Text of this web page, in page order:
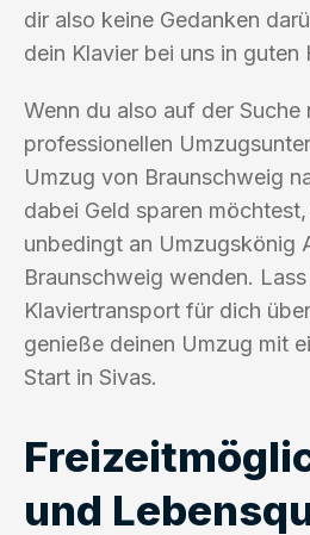
dir also keine Gedanken
dein Klavier bei uns in guten
Wenn du also auf der Suche
professionellen
Umzug von Braunschweig
dabei Geld sparen
unbedingt an Umzugskönig
Braunschweig wenden.
Klaviertransport für dich
genieße deinen Umzug mit
Start in Sivas.
und